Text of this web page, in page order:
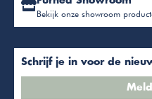
Bekijk onze showroom
Schrijf je in voor de